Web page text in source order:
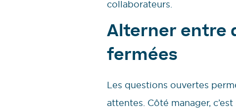
collaborateurs.
Alterner entre
fermées
Les questions ouvertes
attentes. Côté manager,